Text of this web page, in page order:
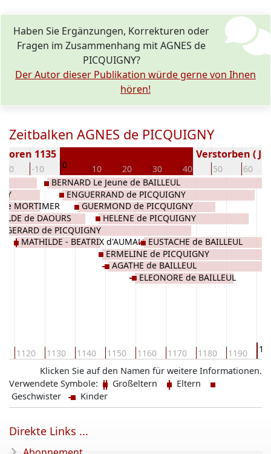
Haben Sie Ergänzungen, Korrekturen oder
Fragen im Zusammenhang mit AGNES de
PICQUIGNY?
Der Autor dieser Publikation würde gerne von Ihnen
hören!
Zeitbalken AGNES de PICQUIGNY
-20 -10 0 10 20 30 40 50 60
1135 Verstorben (
1120 1130 1140 1150 1160 1170 1180 1190
de MORTIMER
de DAOURS
GERARD de PICQUIGNY
MATHILDE - BEATRIX d'AUMALE
BERNARD Le Jeune de BAILLEUL
ENGUERRAND de PICQUIGNY
GUERMOND de PICQUIGNY
HELENE de PICQUIGNY
ERMELINE de PICQUIGNY
AGATHE de BAILLEUL
ELEONORE de BAILLEUL
EUSTACHE de BAILLEUL
Klicken Sie auf den Namen für weitere Informationen.
Verwendete Symbole:
Großeltern
Eltern
Geschwister
Kinder
Direkte Links ...